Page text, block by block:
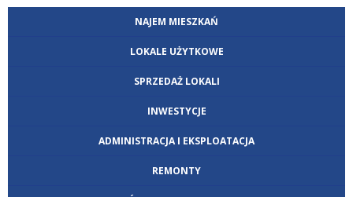
NAJEM MIESZKAŃ
LOKALE UŻYTKOWE
SPRZEDAŻ LOKALI
INWESTYCJE
ADMINISTRACJA I EKSPLOATACJA
REMONTY